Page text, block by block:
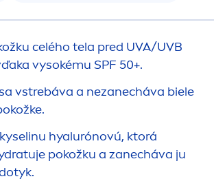
celého tela pred UVA/UVB
vysokému SPF 50+.
vstrebáva a nezanecháva biele
hyalurónovú, ktorá
tuje pokožku a zanecháva ju